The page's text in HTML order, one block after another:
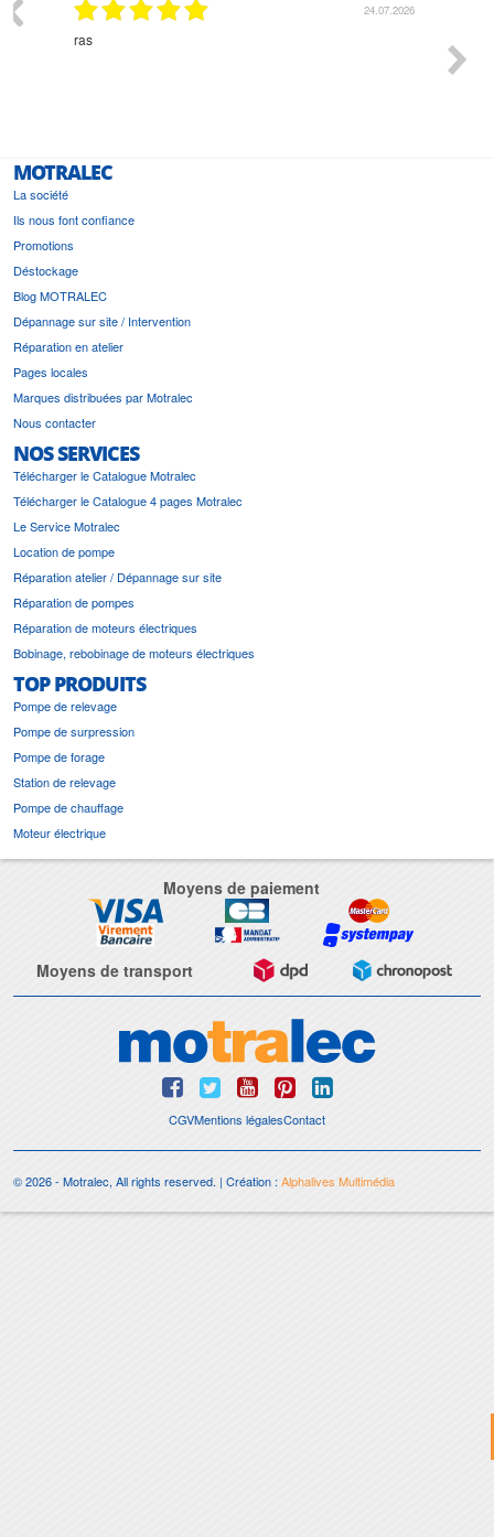
24.07.2026
ras
bonne
MOTRALEC
La société
Ils nous font confiance
Promotions
Déstockage
Blog MOTRALEC
Dépannage sur site / Intervention
Réparation en atelier
Pages locales
Marques distribuées par Motralec
Nous contacter
NOS SERVICES
Télécharger le Catalogue Motralec
Télécharger le Catalogue 4 pages Motralec
Le Service Motralec
Location de pompe
Réparation atelier / Dépannage sur site
Réparation de pompes
Réparation de moteurs électriques
Bobinage, rebobinage de moteurs électriques
TOP PRODUITS
Pompe de relevage
Pompe de surpression
Pompe de forage
Station de relevage
Pompe de chauffage
Moteur électrique
Moyens de paiement
Moyens de transport
CGVMentions légalesContact
© 2026 - Motralec, All rights reserved. | Création :Alphalives Multimédia